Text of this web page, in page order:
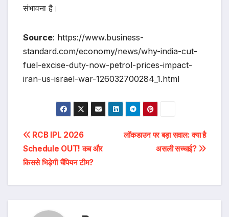
संभावना है।
Source: https://www.business-
standard.com/economy/news/why-india-cut-
fuel-excise-duty-now-petrol-prices-impact-
iran-us-israel-war-126032700284_1.html
Post
navigation
लॉकडाउन पर बड़ा सवाल: क्या है
असली सच्चाई?
RCB IPL 2026
Schedule OUT! कब और
किससे भिड़ेगी चैंपियन टीम?